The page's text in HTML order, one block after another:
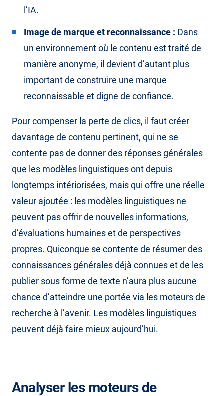
l’IA.
Image de marque et reconnaissance : Dans
un environnement où le contenu est traité de
manière anonyme, il devient d’autant plus
important de construire une marque
reconnaissable et digne de confiance.
Pour compenser la perte de clics, il faut créer
davantage de contenu pertinent, qui ne se
contente pas de donner des réponses générales
que les modèles linguistiques ont depuis
longtemps intériorisées, mais qui offre une réelle
valeur ajoutée : les modèles linguistiques ne
peuvent pas offrir de nouvelles informations,
d’évaluations humaines et de perspectives
propres. Quiconque se contente de résumer des
connaissances générales déjà connues et de les
publier sous forme de texte n’aura plus aucune
chance d’atteindre une portée via les moteurs de
recherche à l’avenir. Les modèles linguistiques
peuvent déjà faire mieux aujourd’hui.
Analyser les moteurs de